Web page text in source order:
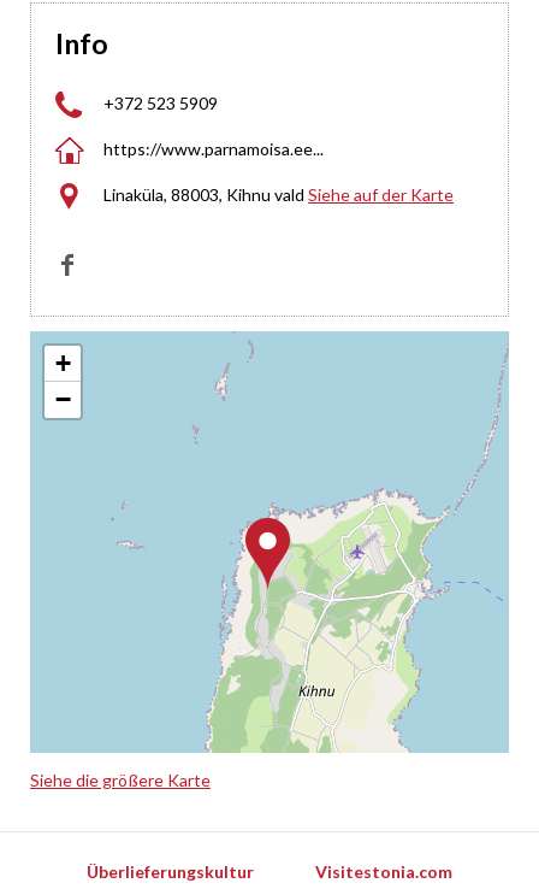
Info
 +372 523 5909
 https://www.parnamoisa.ee...
 Linaküla, 88003, Kihnu vald Siehe auf der Karte

+
−
Siehe die größere Karte
Überlieferungskultur
Visitestonia.com